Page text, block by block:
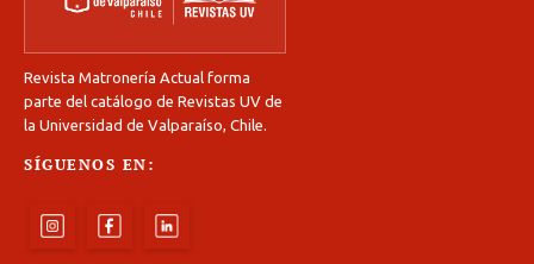
Revista Matronería Actual forma
parte del catálogo de Revistas UV de
la Universidad de Valparaíso, Chile.
SÍGUENOS EN: